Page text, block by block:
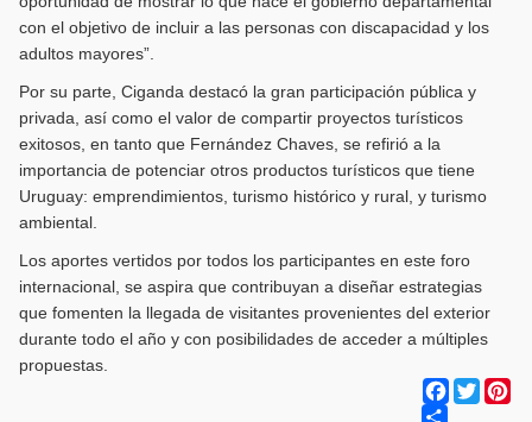
con el objetivo de incluir a las personas con discapacidad y los
adultos mayores”.
Por su parte, Ciganda destacó la gran participación pública y
privada, así como el valor de compartir proyectos turísticos
exitosos, en tanto que Fernández Chaves, se refirió a la
importancia de potenciar otros productos turísticos que tiene
Uruguay: emprendimientos, turismo histórico y rural, y turismo
ambiental.
Los aportes vertidos por todos los participantes en este foro
internacional, se aspira que contribuyan a diseñar estrategias
que fomenten la llegada de visitantes provenientes del exterior
durante todo el año y con posibilidades de acceder a múltiples
propuestas.
Facebook
Twitter